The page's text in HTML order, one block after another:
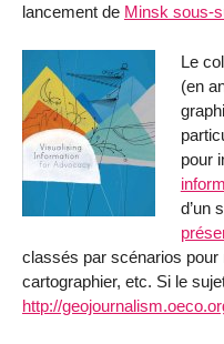
lancement de Minsk sous-
Le
(en
pour
d’un
classés par scénarios
cartographier, etc. Si le
http://